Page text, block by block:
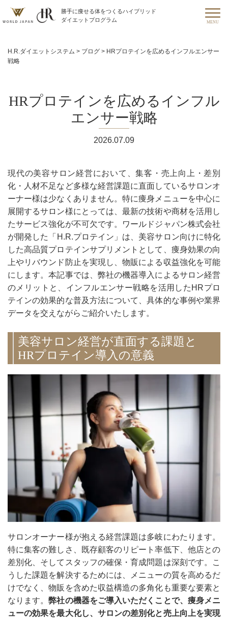
勝手に痩せる体をつくるハイブリッド
ダイエットプログラム
H.R.ダイエットシステム > ブログ > HRプロテインを広めるインフルエンサー
戦略
HRプロテインを広めるインフル
エンサー戦略
2026.07.09
現代の美容サロン経営において、集客・売上向上・差別
化・人材不足など多様な経営課題に直面しているサロンオ
ーナー様は少なくありません。特に痩身メニューを中心に
展開するサロン様にとっては、最新の技術や商材を活用し
たサービス強化が不可欠です。ワールドジャパン株式会社
が開発した「H.R.プロテイン」は、美容サロン向けに特化
した高品質プロテインサプリメントとして、痩身効果の向
上やリバウンド防止を実現し、物販による収益強化を可能
にします。本記事では、弊社の機器導入によるサロン経営
のメリットと、インフルエンサー戦略を活用したHRプロ
テインの効果的な普及方法について、具体的な事例や業界
データを交えながらご紹介いたします。
美容サロン経営が直面する課題と
HRプロテイン導入の意義
サロンオーナー様が抱える経営課題は多岐にわたります。
特に集客の難しさ、既存顧客のリピート率低下、他店との
差別化、そしてスタッフの確保・育成問題は深刻です。こ
うした課題を解決するためには、メニューの質を高めるだ
けでなく、物販を含めた収益構造の多角化も重要な要素と
なります。弊社の機器をご導入いただくことで、痩身メニ
ューの効果を最大化し、サロンの差別化と売上向上を実現